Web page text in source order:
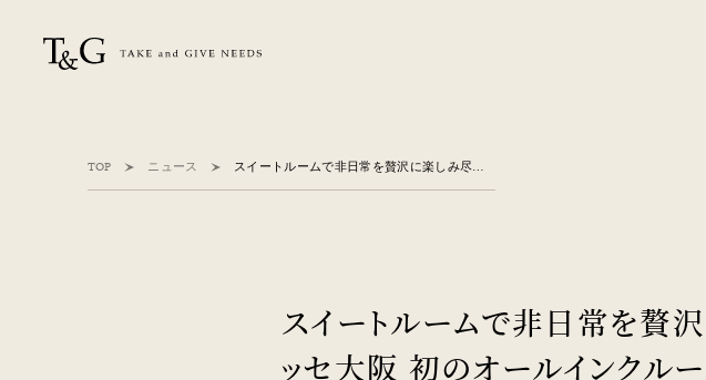
TOP ニュース スイートルームで非日常を贅沢に楽しみ尽くす アルモニーアンブラッセ大阪 初のオールインクルーシブプラン登場 ～2025年4月24日(木) から1日1室限定で提供開始～
スイートルームで非日常を贅
ッセ大阪 初のオールインクル